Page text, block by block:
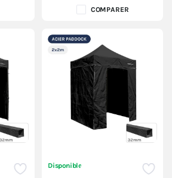
COMPARER
Disponible